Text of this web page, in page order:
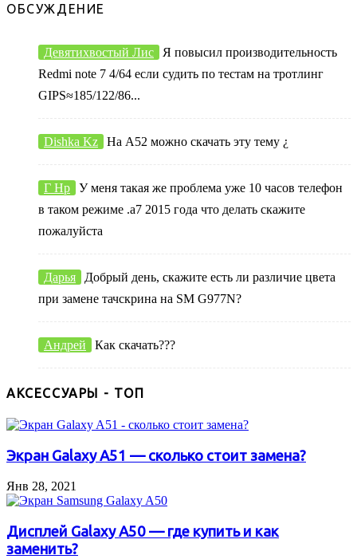
ОБСУЖДЕНИЕ
Девятихвостый Лис
Я повысил производительность
Redmi note 7 4/64 если судить по тестам на тротлинг
GIPS≈185/122/86...
Dishka Kz На А52 можно скачать эту тему ¿
Г Нр
У меня такая же проблема уже 10 часов телефон
в таком режиме .а7 2015 года что делать скажите
пожалуйста
Дарья
Добрый день, скажите есть ли различие цвета
при замене тачскрина на SM G977N?
Андрей Как скачать???
АКСЕССУАРЫ - ТОП
Экран Galaxy A51 — сколько стоит замена?
Янв 28, 2021
Дисплей Galaxy A50 — где купить и как
заменить?